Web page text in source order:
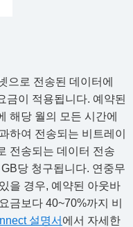
으로 전송된 데이터에
금이 적용됩니다. 예약된
해당 월의 모든 시간에
하여 전송되는 비트레이
전송되는 데이터 전송
당 청구됩니다. 연중무
을 경우, 예약된 아웃바
금보다 40~70%까지 비
설명서 에서 자세한